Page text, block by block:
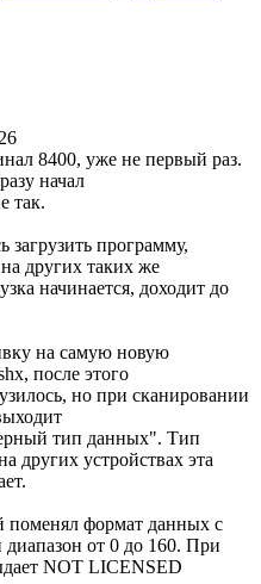
8400, уже не первый раз.
начал
так.
загрузить программу,
на других таких же
начинается, доходит до
на самую новую
после этого
но при сканировании
тип данных". Тип
других устройствах эта
поменял формат данных с
диапазон от 0 до 160. При
NOT LICENSED